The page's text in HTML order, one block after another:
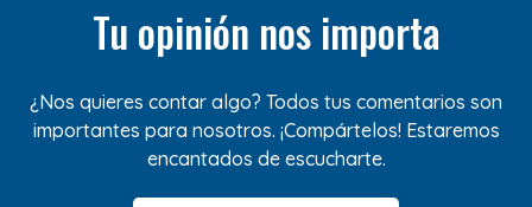
Tu opinión nos importa
¿Nos quieres contar algo? Todos tus comentarios son
importantes para nosotros. ¡Compártelos! Estaremos
encantados de escucharte.